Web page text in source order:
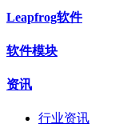
Leapfrog软件
软件模块
资讯
行业资讯